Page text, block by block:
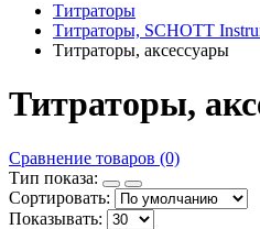
Титраторы
Титраторы, SCHOTT
Титраторы, аксессуары
Титраторы,
Сравнение товаров (0)
Тип показа:
Сортировать:
Показывать: